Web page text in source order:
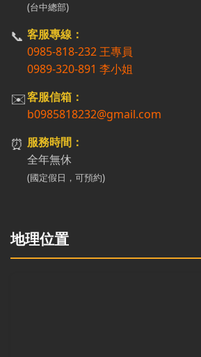
(台中總部)
📞 客服專線：
0985-818-232 王專員
0989-320-891 李小姐
✉️客服信箱：
b0985818232@gmail.com
⏰ 服務時間：
全年無休
(國定假日，可預約)
地理位置